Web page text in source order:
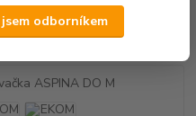
odborníkem